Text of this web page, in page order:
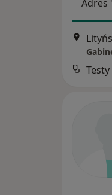
Adres